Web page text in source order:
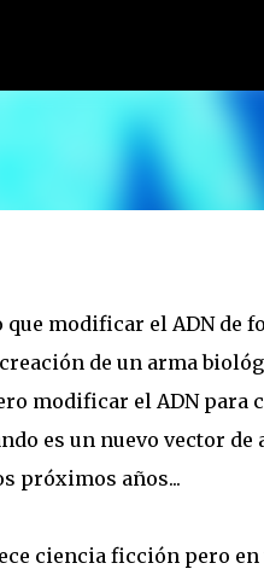
modificar el ADN de
de un arma
modificar el ADN para
es un nuevo vector de
próximos años...
ciencia ficción pero